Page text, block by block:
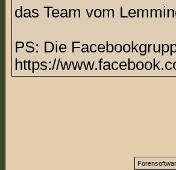
das Team vom
PS: Die
https://